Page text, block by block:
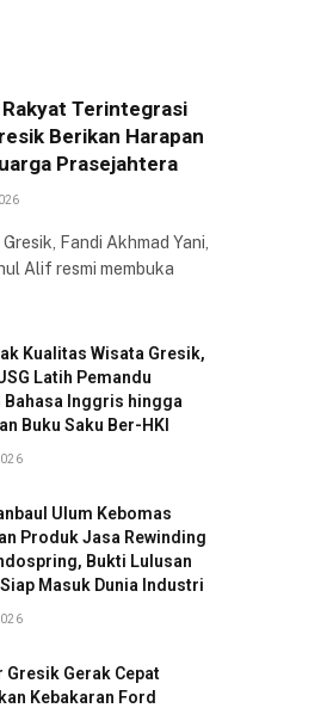
Terintegrasi
Berikan Harapan
Prasejahtera
Fandi Akhmad Yani,
Alif resmi membuka
Kualitas Wisata Gresik,
Latih Pemandu
Bahasa Inggris hingga
Buku Saku Ber-HKI
Ulum Kebomas
Produk Jasa Rewinding
Bukti Lulusan
Masuk Dunia Industri
Gresik Gerak Cepat
Kebakaran Ford